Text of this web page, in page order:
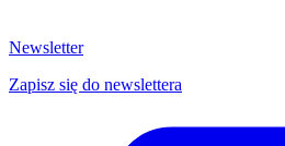
Newsletter
Zapisz się do newslettera